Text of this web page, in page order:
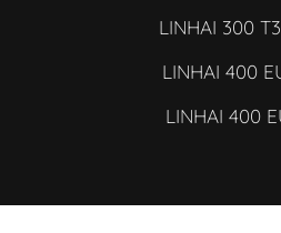
LINHAI 300
LINHAI 400
LINHAI 400